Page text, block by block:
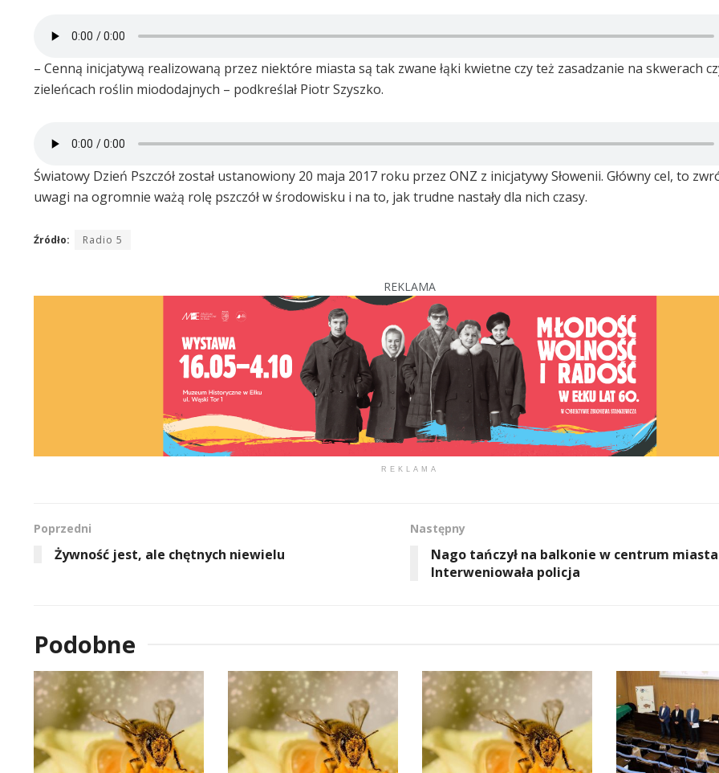
– Cenną inicjatywą realizowaną przez niektóre miasta są tak zwane łąki kwietne czy też zasadzanie na skwerach
zieleńcach roślin miododajnych – podkreślał Piotr Szyszko.
Światowy Dzień Pszczół został ustanowiony 20 maja 2017 roku przez ONZ z inicjatywy Słowenii. Główny cel, to
uwagi na ogromnie ważą rolę pszczół w środowisku i na to, jak trudne nastały dla nich czasy.
Źródło: Radio 5
REKLAMA
REKLAMA
Poprzedni
Żywność jest, ale chętnych niewielu
Następny
Nago tańczył na balkonie w centrum
Interweniowała policja
Podobne